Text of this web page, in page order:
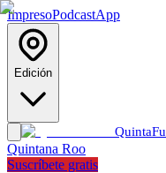
ImpresoPodcastApp
Edición
Quinta
Quintana Roo
Suscríbete gratis